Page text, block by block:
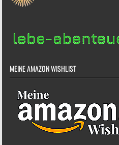
MEINE AMAZON WISHLIST